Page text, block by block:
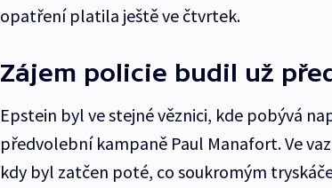
opatření platila ještě ve čtvrtek.
Zájem policie budil už
Epstein byl ve stejné věznici, kde pobývá
předvolební kampaně Paul Manafort. Ve
kdy byl zatčen poté, co soukromým